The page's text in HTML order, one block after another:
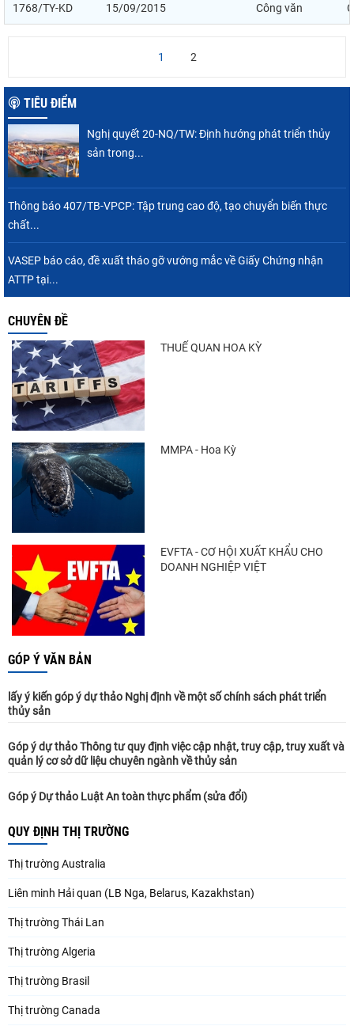
1768/TY-KD 15/09/2015 Công văn
1 2
TIÊU ĐIỂM
Nghị quyết 20-NQ/TW: Định hướng phát triển thủy
sản trong...
Thông báo 407/TB-VPCP: Tập trung cao độ, tạo chuyển biến thực
chất...
VASEP báo cáo, đề xuất tháo gỡ vướng mắc về Giấy Chứng nhận
ATTP tại...
CHUYÊN ĐỀ
THUẾ QUAN HOA KỲ
MMPA - Hoa Kỳ
EVFTA - CƠ HỘI XUẤT KHẨU CHO
DOANH NGHIỆP VIỆT
GÓP Ý VĂN BẢN
lấy ý kiến góp ý dự thảo Nghị định về một số chính sách phát triển
thủy sản
Góp ý dự thảo Thông tư quy định việc cập nhật, truy cập, truy xuất và
quản lý cơ sở dữ liệu chuyên ngành về thủy sản
Góp ý Dự thảo Luật An toàn thực phẩm (sửa đổi)
QUY ĐỊNH THỊ TRƯỜNG
Thị trường Australia
Liên minh Hải quan (LB Nga, Belarus, Kazakhstan)
Thị trường Thái Lan
Thị trường Algeria
Thị trường Brasil
Thị trường Canada